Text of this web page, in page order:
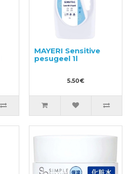
MAYERI Sensitive
pesugeel 1l
5.50€